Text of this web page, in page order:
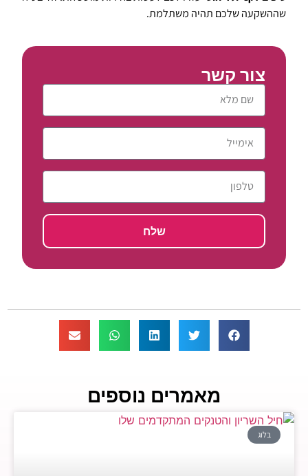
צור קשר
שלח
שההשקעה שלכם תהיה משתלמת.
מאמרים נוספים
בלוג